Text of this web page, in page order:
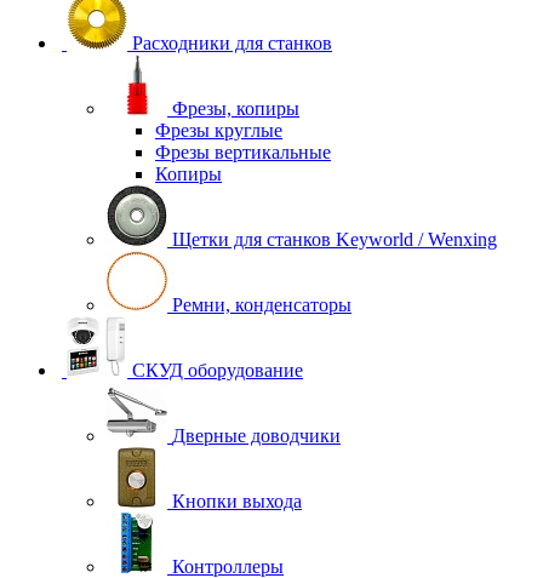
Расходники для станков
Фрезы, копиры
Фрезы круглые
Фрезы вертикальные
Копиры
Щетки для станков Keyworld / Wenxing
Ремни, конденсаторы
СКУД оборудование
Дверные доводчики
Кнопки выхода
Контроллеры